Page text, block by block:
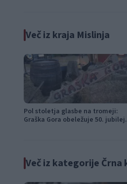
Več iz kraja Mislinja
Pol stoletja glasbe na tromeji:
Graška Gora obeležuje 50.
Več iz kategorije Črna